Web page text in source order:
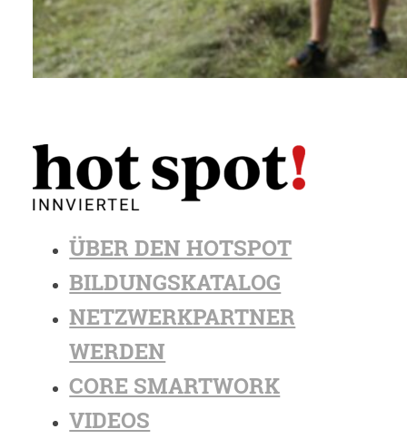
ÜBER DEN HOTSPOT
BILDUNGSKATALOG
NETZWERKPARTNER
WERDEN
CORE SMARTWORK
VIDEOS